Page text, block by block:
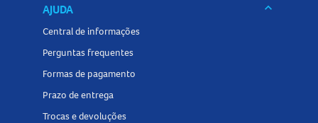
AJUDA keyboard_arrow_down
Central de informações
Perguntas frequentes
Formas de pagamento
Prazo de entrega
Trocas e devoluções